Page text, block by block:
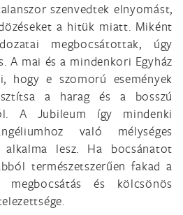
szenvedtek elnyomást,
a hitük miatt. Miként
megbocsátottak, úgy
A mai és a mindenkori Egyház
hogy e szomorú események
a harag és a bosszú
A Jubileum így mindenki
való mélységes
alkalma lesz. Ha bocsánatot
természetszerűen fakad a
megbocsátás és kölcsönös